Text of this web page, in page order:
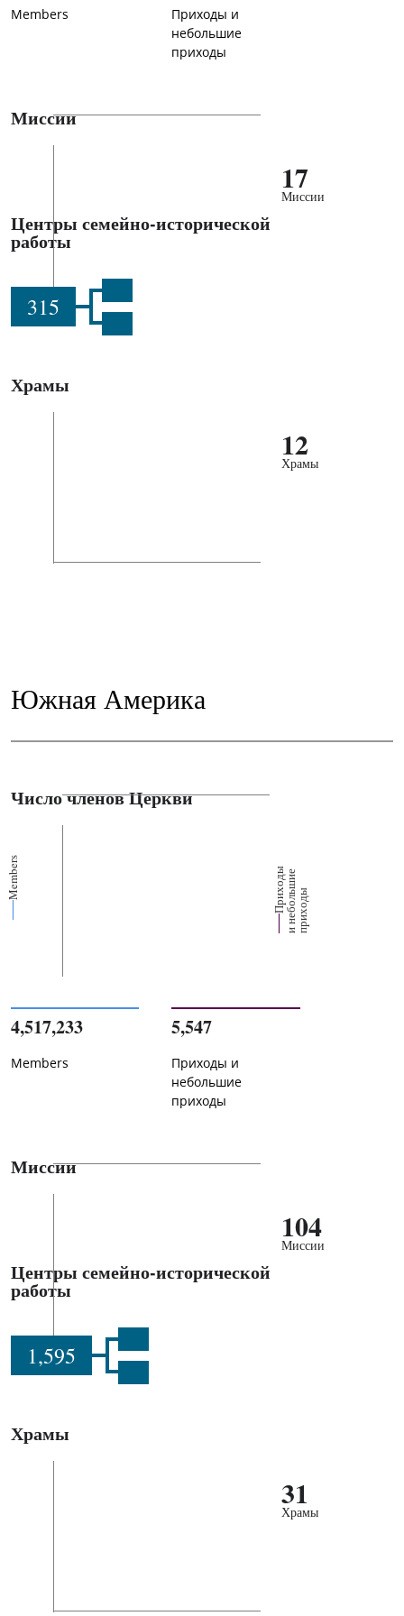
Members
Приходы и
небольшие
приходы
Миссии
17
Миссии
Центры семейно-исторической
работы
315
Храмы
12
Храмы
Южная Америка
Число членов Церкви
Members П
р
их
о
д
ы
и
н
е
б
о
ль
ш
ие
п
р
и
х
о
ды
4,517,233
Members
5,547
Приходы и
небольшие
приходы
Миссии
104
Миссии
Центры семейно-исторической
работы
1,595
Храмы
31
Храмы